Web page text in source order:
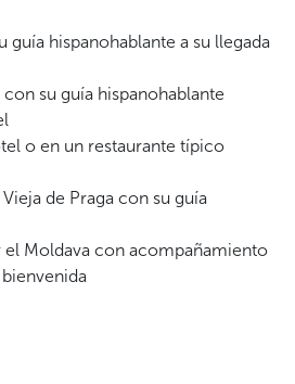
guía hispanohablante a su llegada
su guía hispanohablante
o en un restaurante típico
de Praga con su guía
Moldava con acompañamiento